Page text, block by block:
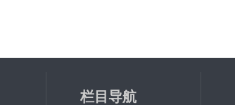
栏目导航